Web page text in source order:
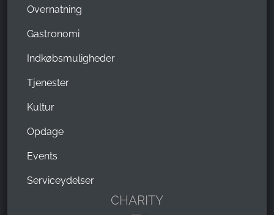
Overnatning
Gastronomi
Indkøbsmuligheder
Tjenester
Kultur
Opdage
Events
Serviceydelser
CHARITY